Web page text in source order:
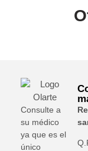
Consulte a
su médico
ya que es el
único